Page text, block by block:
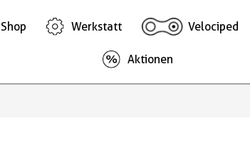
Shop Werkstatt Velociped
Aktionen